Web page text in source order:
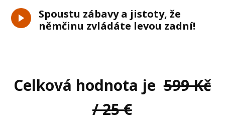
Spoustu zábavy a jistoty, že
němčinu zvládáte levou zadní!
Celková hodnota je599 Kč
/ 25 €